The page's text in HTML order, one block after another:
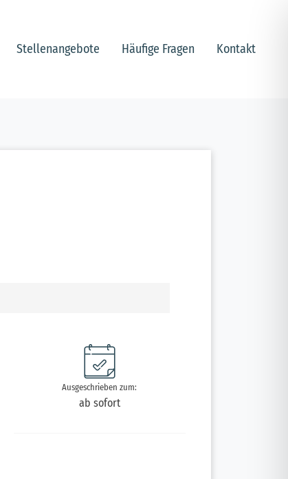
Stellenangebote Häufige Fragen Kontakt
Ausgeschrieben zum:
ab sofort